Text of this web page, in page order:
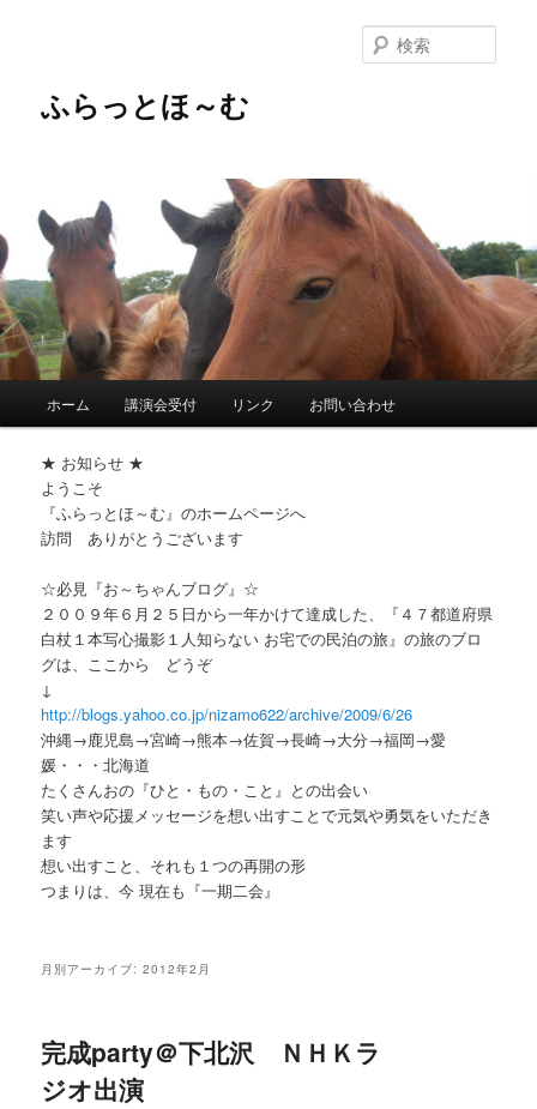
移
動
動
ふらっとほ～む
索
ホーム 講演会受付 リンク お問い合わせ
★ お知らせ ★
ようこそ
『ふらっとほ～む』のホームページへ
訪問 ありがとうございます
☆必見『お～ちゃんブログ』☆
２００９年６月２５日から一年かけて達成した、『４７都道府県
白杖１本写心撮影１人知らない お宅での民泊の旅』の旅のブロ
グは、ここから どうぞ
↓
http://blogs.yahoo.co.jp/nizamo622/archive/2009/6/26
沖縄→鹿児島→宮崎→熊本→佐賀→長崎→大分→福岡→愛
媛・・・北海道
たくさんおの『ひと・もの・こと』との出会い
笑い声や応援メッセージを想い出すことで元気や勇気をいただき
ます
想い出すこと、それも１つの再開の形
つまりは、今 現在も『一期二会』
月別アーカイブ:2012年2月
完成party＠下北沢 ＮＨＫラ
ジオ出演